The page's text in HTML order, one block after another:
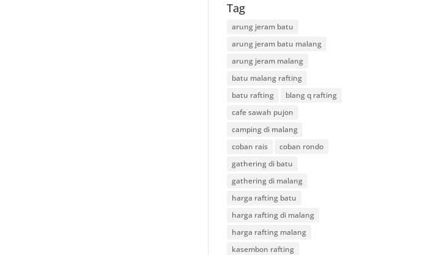
Tag
arung jeram batu
arung jeram batu malang
arung jeram malang
batu malang rafting
batu rafting
blang q rafting
cafe sawah pujon
camping di malang
coban rais
coban rondo
gathering di batu
gathering di malang
harga rafting batu
harga rafting di malang
harga rafting malang
kasembon rafting